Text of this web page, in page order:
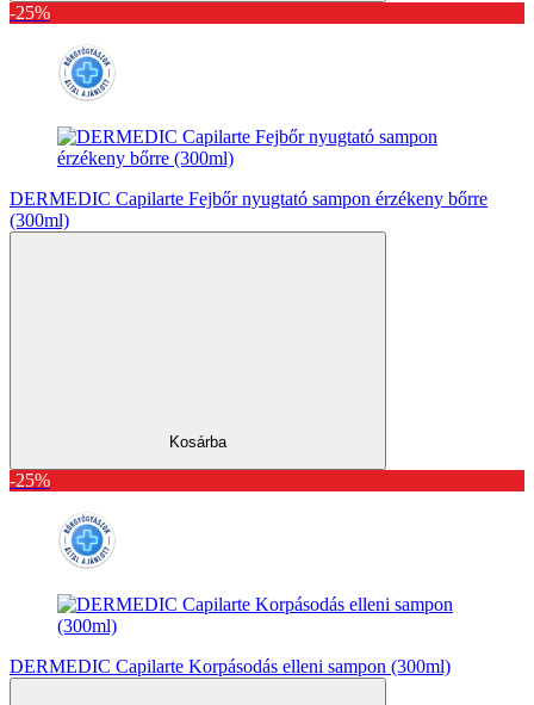
-25%
DERMEDIC Capilarte Fejbőr nyugtató sampon érzékeny bőrre
(300ml)
Kosárba
-25%
DERMEDIC Capilarte Korpásodás elleni sampon (300ml)